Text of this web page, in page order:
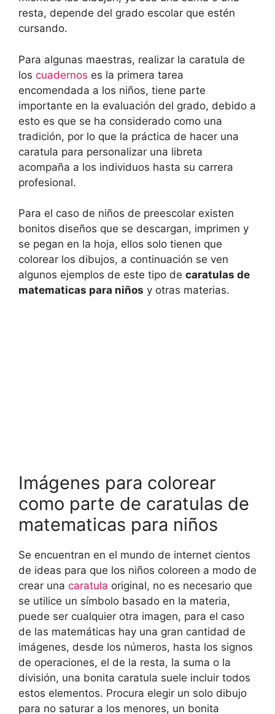
resta, depende del grado escolar que estén
cursando.
Para algunas maestras, realizar la caratula de
los cuadernos es la primera tarea
encomendada a los niños, tiene parte
importante en la evaluación del grado, debido a
esto es que se ha considerado como una
tradición, por lo que la práctica de hacer una
caratula para personalizar una libreta
acompaña a los individuos hasta su carrera
profesional.
Para el caso de niños de preescolar existen
bonitos diseños que se descargan, imprimen y
se pegan en la hoja, ellos solo tienen que
colorear los dibujos, a continuación se ven
algunos ejemplos de este tipo de caratulas de
matematicas para niños y otras materias.
Imágenes para colorear
como parte de caratulas de
matematicas para niños
Se encuentran en el mundo de internet cientos
de ideas para que los niños coloreen a modo de
crear una caratula original, no es necesario que
se utilice un símbolo basado en la materia,
puede ser cualquier otra imagen, para el caso
de las matemáticas hay una gran cantidad de
imágenes, desde los números, hasta los signos
de operaciones, el de la resta, la suma o la
división, una bonita caratula suele incluir todos
estos elementos. Procura elegir un solo dibujo
para no saturar a los menores, un bonita